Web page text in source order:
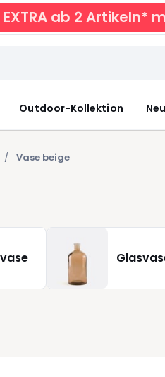
EXTRA ab 2 Artikeln*
Outdoor-Kollektion
Vase beige